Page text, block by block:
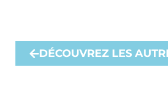
DÉCOUVREZ LES